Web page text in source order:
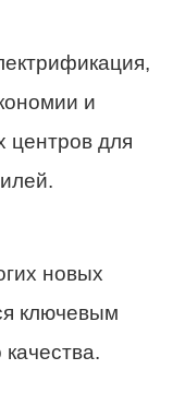
и
центров для
новых
ключевым